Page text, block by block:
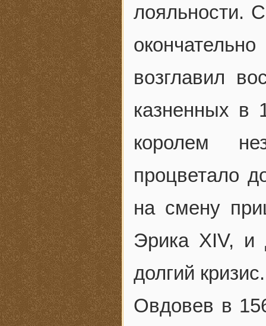
лояльности.
возглавил
казненных в
королем
процветало
на смену
Эрика XIV, и
долгий
Овдовев в